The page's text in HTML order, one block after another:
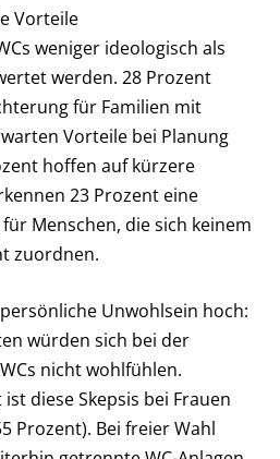
Vorteile
weniger ideologisch als
werden. 28 Prozent
für Familien mit
Vorteile bei Planung
hoffen auf kürzere
23 Prozent eine
Menschen, die sich keinem
zuordnen.
Unwohlsein hoch:
würden sich bei der
nicht wohlfühlen.
diese Skepsis bei Frauen
Prozent). Bei freier Wahl